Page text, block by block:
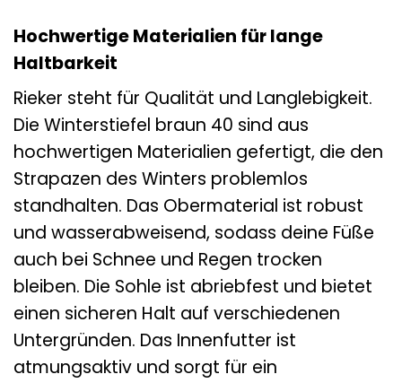
Hochwertige Materialien für lange
Haltbarkeit
Rieker steht für Qualität und Langlebigkeit.
Die Winterstiefel braun 40 sind aus
hochwertigen Materialien gefertigt, die den
Strapazen des Winters problemlos
standhalten. Das Obermaterial ist robust
und wasserabweisend, sodass deine Füße
auch bei Schnee und Regen trocken
bleiben. Die Sohle ist abriebfest und bietet
einen sicheren Halt auf verschiedenen
Untergründen. Das Innenfutter ist
atmungsaktiv und sorgt für ein